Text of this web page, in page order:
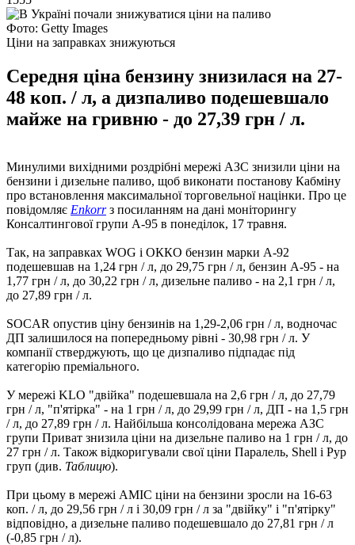
Фото: Getty Images
Ціни на заправках знижуються
Середня ціна бензину знизилася на 27-
48 коп. / л, а дизпаливо подешевшало
майже на гривню - до 27,39 грн / л.
Минулими вихідними роздрібні мережі АЗС знизили ціни на
бензини і дизельне паливо, щоб виконати постанову Кабміну
про встановлення максимальної торговельної націнки. Про це
повідомляє Enkorrз посиланням на дані моніторингу
Консалтингової групи А-95 в понеділок, 17 травня.
Так, на заправках WOG і ОККО бензин марки А-92
подешевшав на 1,24 грн / л, до 29,75 грн / л, бензин А-95 - на
1,77 грн / л, до 30,22 грн / л, дизельне паливо - на 2,1 грн / л,
до 27,89 грн / л.
SOCAR опустив ціну бензинів на 1,29-2,06 грн / л, водночас
ДП залишилося на попередньому рівні - 30,98 грн / л. У
компанії стверджують, що це дизпаливо підпадає під
категорію преміального.
У мережі KLO "двійка" подешевшала на 2,6 грн / л, до 27,79
грн / л, "п'ятірка" - на 1 грн / л, до 29,99 грн / л, ДП - на 1,5 грн
/ л, до 27,89 грн / л. Найбільша консолідована мережа АЗС
групи Приват знизила ціни на дизельне паливо на 1 грн / л, до
27 грн / л. Також відкоригували свої ціни Паралель, Shell і Рур
груп (див. Таблицю).
При цьому в мережі AMIC ціни на бензини зросли на 16-63
коп. / л, до 29,56 грн / л і 30,09 грн / л за "двійку" і "п'ятірку"
відповідно, а дизельне паливо подешевшало до 27,81 грн / л
(-0,85 грн / л).